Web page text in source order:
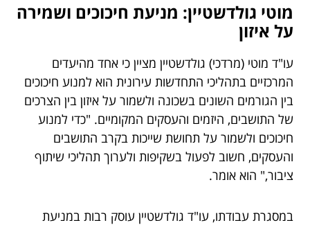
מוטי גולדשטיין: מניעת חיכוכים ושמירה
על איזון
עו"ד מוטי (מרדכי) גולדשטיין מציין כי אחד מהיעדים
המרכזיים בתהליכי התחדשות עירונית הוא למנוע חיכוכים
בין הגורמים השונים בשכונה ולשמור על איזון בין הצרכים
של התושבים, היזמים והעסקים המקומיים. "כדי למנוע
חיכוכים ולשמור על תחושת שייכות בקרב התושבים
והעסקים, חשוב לפעול בשקיפות ולערוך תהליכי שיתוף
ציבור," הוא אומר.
במסגרת עבודתו, עו"ד גולדשטיין עוסק רבות במניעת